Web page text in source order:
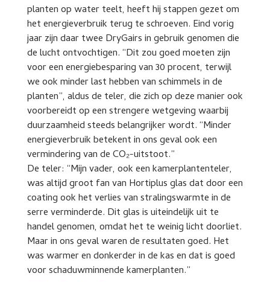
planten op water teelt, heeft hij stappen gezet om
het energieverbruik terug te schroeven. Eind vorig
jaar zijn daar twee DryGairs in gebruik genomen die
de lucht ontvochtigen. “Dit zou goed moeten zijn
voor een energiebesparing van 30 procent, terwijl
we ook minder last hebben van schimmels in de
planten”, aldus de teler, die zich op deze manier ook
voorbereidt op een strengere wetgeving waarbij
duurzaamheid steeds belangrijker wordt. “Minder
energieverbruik betekent in ons geval ook een
vermindering van de CO₂-uitstoot.”
De teler: “Mijn vader, ook een kamerplantenteler,
was altijd groot fan van Hortiplus glas dat door een
coating ook het verlies van stralingswarmte in de
serre verminderde. Dit glas is uiteindelijk uit te
handel genomen, omdat het te weinig licht doorliet.
Maar in ons geval waren de resultaten goed. Het
was warmer en donkerder in de kas en dat is goed
voor schaduwminnende kamerplanten.”